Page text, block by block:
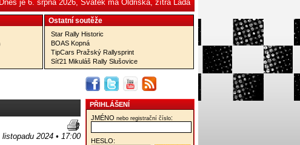
Dnes je 6. srpna 2026, Svátek má Oldřiška, zítra Lada
Ostatní­ soutěže
Star Rally Historic
BOAS Kopná
TipCars Pražský Rallysprint
Síť21 Mikuláš Rally Slušovice
listopadu 2024 • 17:00
PŘIHLÁŠENÍ
JMÉNO nebo registrační číslo:
HESLO: